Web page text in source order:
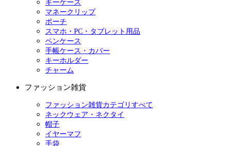
キーケース
マネークリップ
ポーチ
スマホ・PC・タブレット用品
ペンケース
手帳ケース・カバー
キーホルダー
チャーム
ファッション雑貨
ファッション雑貨カテゴリすべて
ネックウェア・ネクタイ
帽子
イヤーマフ
手袋